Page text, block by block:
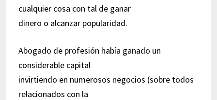
cualquier cosa con tal de ganar
dinero o alcanzar popularidad.
Abogado de profesión había ganado un
considerable capital
invirtiendo en numerosos negocios (sobre todos
relacionados con la